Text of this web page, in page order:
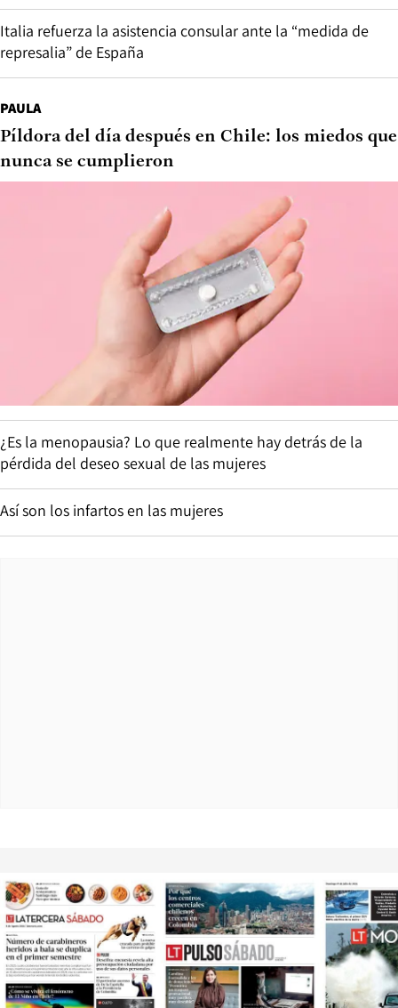
Italia refuerza la asistencia consular ante la “medida de
represalia” de España
PAULA
Píldora del día después en Chile: los miedos que
nunca se cumplieron
¿Es la menopausia? Lo que realmente hay detrás de la
pérdida del deseo sexual de las mujeres
Así son los infartos en las mujeres
Opens in new window Opens in